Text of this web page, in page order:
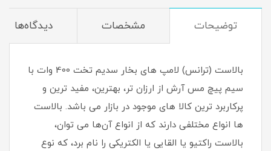
توضیحات مشخصات دیدگاه‌ها
بالاست (ترانس) لامپ های بخار سدیم تخت 400 وات با
سیم پیچ مس آرش از ارزان تر، بهترین، مفید ترین و
پرکاربرد ترین کالا های موجود در بازار می باشد. بالاست
ها انواع مختلفی دارند که از انواع آن‌ها می توان،
بالاست راکتیو یا القایی یا الکتریکی را نام برد، که نوع